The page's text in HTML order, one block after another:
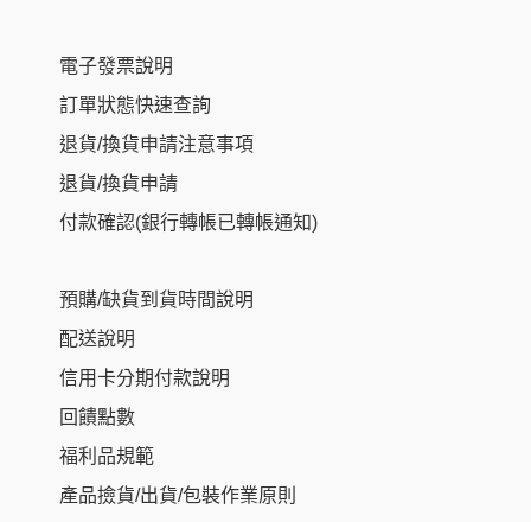
電子發票說明
訂單狀態快速查詢
退貨/換貨申請注意事項
退貨/換貨申請
付款確認(銀行轉帳已轉帳通知)
預購/缺貨到貨時間說明
配送說明
信用卡分期付款說明
回饋點數
福利品規範
產品撿貨/出貨/包裝作業原則